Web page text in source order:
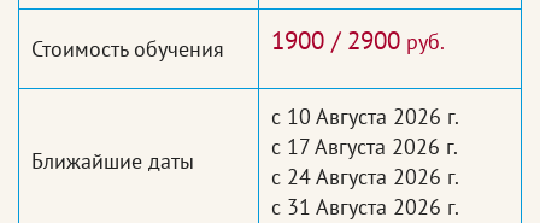
Стоимость обучения 1900 / 2900 руб.
Ближайшие даты
с 10 Августа 2026 г.
с 17 Августа 2026 г.
с 24 Августа 2026 г.
с 31 Августа 2026 г.